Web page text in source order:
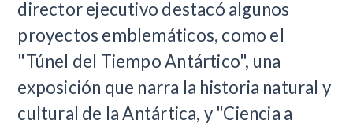
director ejecutivo destacó algunos
proyectos emblemáticos, como el
"Túnel del Tiempo Antártico", una
exposición que narra la historia natural y
cultural de la Antártica, y "Ciencia a